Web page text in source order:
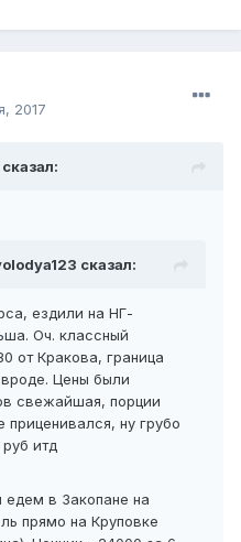
2017
сказал:
ездили на НГ-
Оч. классный
от Кракова, граница
Цены были
свежайшая, порции
ну грубо
итд
в Закопане на
прямо на Круповке